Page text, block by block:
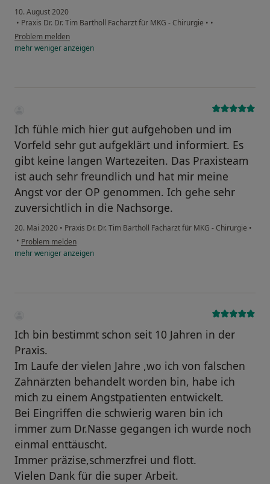
10. August 2020
• Praxis Dr. Dr. Tim Bartholl Facharzt für MKG - Chirurgie • •
Problem melden
mehrwenigeranzeigen
Ich fühle mich hier gut aufgehoben und im
Vorfeld sehr gut aufgeklärt und informiert. Es
gibt keine langen Wartezeiten. Das Praxisteam
ist auch sehr freundlich und hat mir meine
Angst vor der OP genommen. Ich gehe sehr
zuversichtlich in die Nachsorge.
20. Mai 2020 • Praxis Dr. Dr. Tim Bartholl Facharzt für MKG - Chirurgie •
• Problem melden
mehrwenigeranzeigen
Ich bin bestimmt schon seit 10 Jahren in der
Praxis.
Im Laufe der vielen Jahre ,wo ich von falschen
Zahnärzten behandelt worden bin, habe ich
mich zu einem Angstpatienten entwickelt.
Bei Eingriffen die schwierig waren bin ich
immer zum Dr.Nasse gegangen ich wurde noch
einmal enttäuscht.
Immer präzise,schmerzfrei und flott.
Vielen Dank für die super Arbeit.